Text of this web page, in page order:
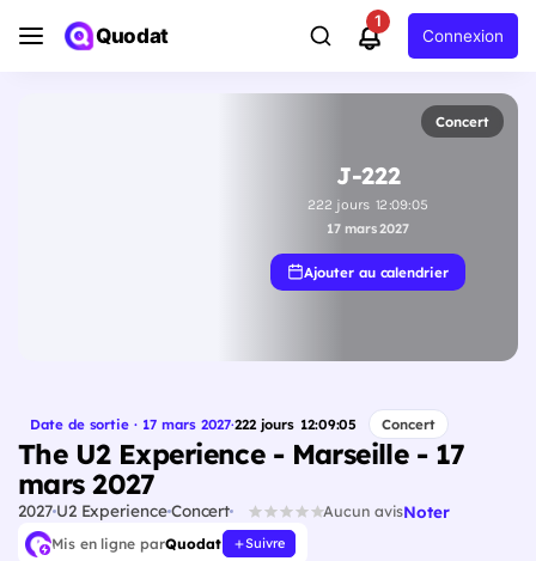
Quodat
1
Connexion
Concert
J-222
222 jours 12 :09:04
17 mars 2027
Ajouter au calendrier
Date de sortie · 17 mars 2027·222jours 12:09:04 Concert
The U2 Experience - Marseille - 17
mars 2027
2027U2 ExperienceConcert Aucun avisNoter
Mis en ligne parQuodat Suivre